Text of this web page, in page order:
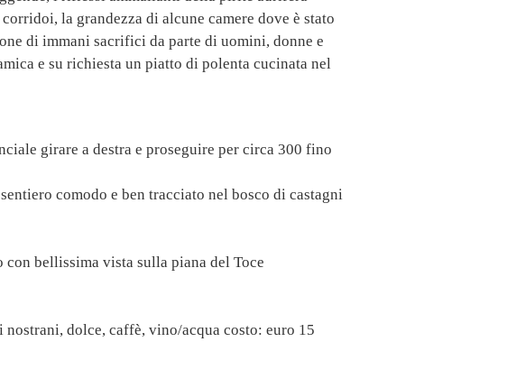
la grandezza di alcune camere dove è stato
di immani sacrifici da parte di uomini, donne e
e su richiesta un piatto di polenta cucinata nel
girare a destra e proseguire per circa 300 fino
comodo e ben tracciato nel bosco di castagni
bellissima vista sulla piana del Toce
dolce, caffè, vino/acqua costo: euro 15